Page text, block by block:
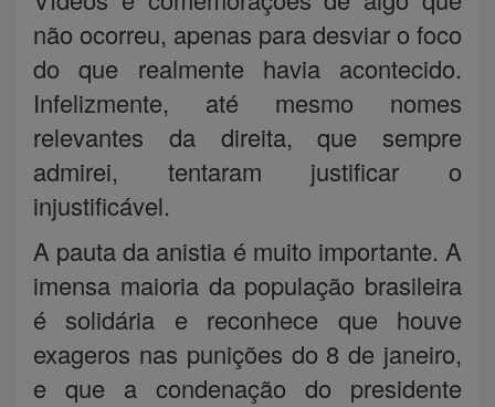
não ocorreu, apenas para desviar o foco
do que realmente havia acontecido.
Infelizmente, até mesmo nomes
relevantes da direita, que sempre
admirei, tentaram justificar o
injustificável.
A pauta da anistia é muito importante. A
imensa maioria da população brasileira
é solidária e reconhece que houve
exageros nas punições do 8 de janeiro,
e que a condenação do presidente